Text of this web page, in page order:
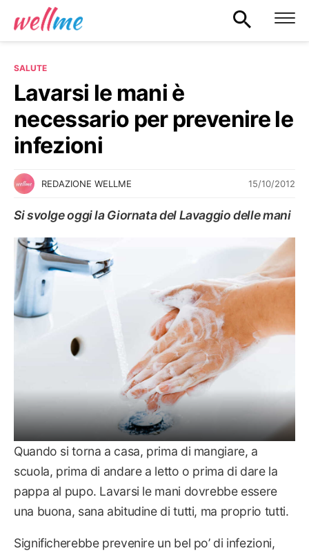
SALUTE
Lavarsi le mani è
necessario per prevenire le
infezioni
REDAZIONE WELLME 15/10/2012
Si svolge oggi la Giornata del Lavaggio delle mani
SALUTE
Quando si torna a casa, prima di mangiare, a
scuola, prima di andare a letto o prima di dare la
pappa al pupo. Lavarsi le mani dovrebbe essere
una buona, sana abitudine di tutti, ma proprio tutti.
Significherebbe prevenire un bel po’ di infezioni,